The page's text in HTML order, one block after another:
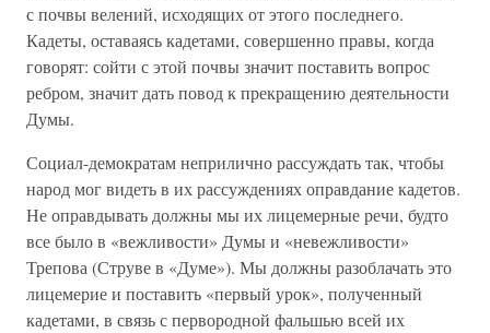
с почвы велений, исходящих от этого последнего.
Кадеты, оставаясь кадетами, совершенно правы, когда
говорят: сойти с этой почвы значит поставить вопрос
ребром, значит дать повод к прекращению деятельности
Думы.
Социал-демократам неприлично рассуждать так, чтобы
народ мог видеть в их рассуждениях оправдание кадетов.
Не оправдывать должны мы их лицемерные речи, будто
все было в «вежливости» Думы и «невежливости»
Трепова (Струве в «Думе»). Мы должны разоблачать это
лицемерие и поставить «первый урок», полученный
кадетами, в связь с первородной фальшью всей их